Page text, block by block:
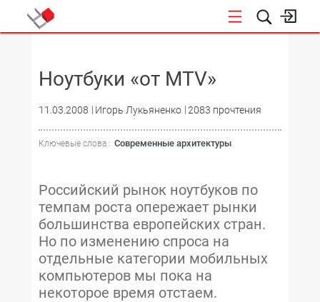
Ноутбуки «от MTV»
11.03.2008 Игорь Лукьяненко 2083 прочтения
Ключевые слова : Современные архитектуры
Российский рынок ноутбуков по
темпам роста опережает рынки
большинства европейских стран.
Но по изменению спроса на
отдельные категории мобильных
компьютеров мы пока на
некоторое время отстаем.